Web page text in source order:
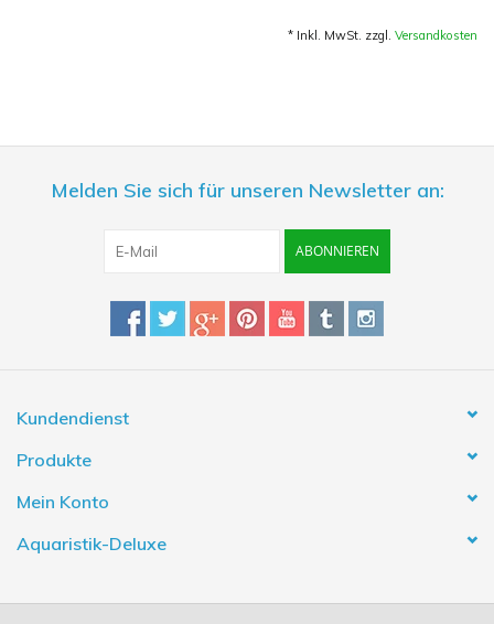
* Inkl. MwSt. zzgl. Versandkosten
Melden Sie sich für unseren Newsletter an:
ABONNIEREN
Kundendienst
Produkte
Mein Konto
Aquaristik-Deluxe